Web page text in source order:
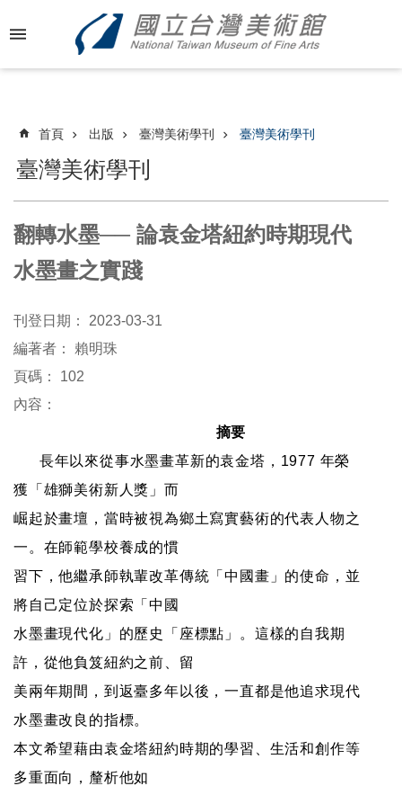
跳到主要內容區塊
階
消
息
於
國
美
展
覽
藏
出
版
活
動
圖
首頁 出版 臺灣美術學刊 臺灣美術學刊
臺灣美術學刊
翻轉水墨── 論袁金塔紐約時期現代
水墨畫之實踐
刊登日期：
2023-03-31
編著者：
賴明珠
頁碼：
102
內容：
摘要
長年以來從事水墨畫革新的袁金塔，1977 年榮
獲「雄獅美術新人獎」而
崛起於畫壇，當時被視為鄉土寫實藝術的代表人物之
一。在師範學校養成的慣
習下，他繼承師執輩改革傳統「中國畫」的使命，並
將自己定位於探索「中國
水墨畫現代化」的歷史「座標點」。這樣的自我期
許，從他負笈紐約之前、留
美兩年期間，到返臺多年以後，一直都是他追求現代
水墨畫改良的指標。
本文希望藉由袁金塔紐約時期的學習、生活和創作等
多重面向，釐析他如